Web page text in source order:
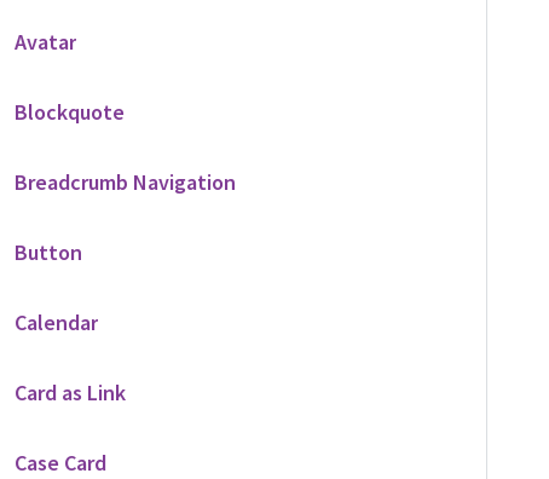
Avatar
Blockquote
Breadcrumb Navigation
Button
Calendar
Card as Link
Case Card